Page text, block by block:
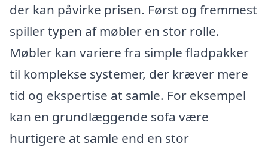
der kan påvirke prisen. Først og fremmest
spiller typen af møbler en stor rolle.
Møbler kan variere fra simple fladpakker
til komplekse systemer, der kræver mere
tid og ekspertise at samle. For eksempel
kan en grundlæggende sofa være
hurtigere at samle end en stor